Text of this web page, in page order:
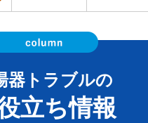
器トラブルの
立ち情報